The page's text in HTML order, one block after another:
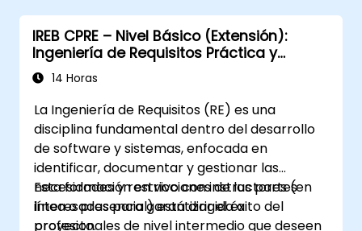
Analizar estudios de caso reales y traducir
sus lecciones en iniciativas locales.
IREB CPRE – Nivel Básico (Extensión):
Ingeniería de Requisitos Práctica y
Preparación para la Certificación
14 Horas
La Ingeniería de Requisitos (RE) es una
disciplina fundamental dentro del desarrollo
de software y sistemas, enfocada en
identificar, documentar y gestionar las
necesidades y restricciones de las partes
interesadas para garantizar el éxito del
proyecto.
Esta formación en vivo con instructores (en
línea o presencial) está dirigida a
profesionales de nivel intermedio que deseen